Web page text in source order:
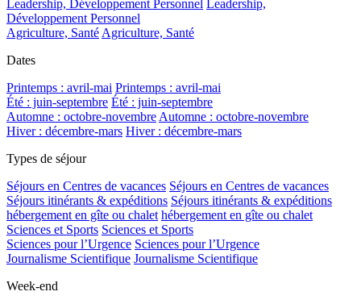
Leadership, Développement Personnel
Leadership,
Développement Personnel
Agriculture, Santé Agriculture, Santé
Dates
Printemps : avril-mai Printemps : avril-mai
Été : juin-septembre Été : juin-septembre
Automne : octobre-novembre Automne : octobre-novembre
Hiver : décembre-mars Hiver : décembre-mars
Types de séjour
Séjours en Centres de vacances Séjours en Centres de vacances
Séjours itinérants & expéditions Séjours itinérants & expéditions
hébergement en gîte ou chalet hébergement en gîte ou chalet
Sciences et Sports Sciences et Sports
Sciences pour l’Urgence Sciences pour l’Urgence
Journalisme Scientifique Journalisme Scientifique
Week-end